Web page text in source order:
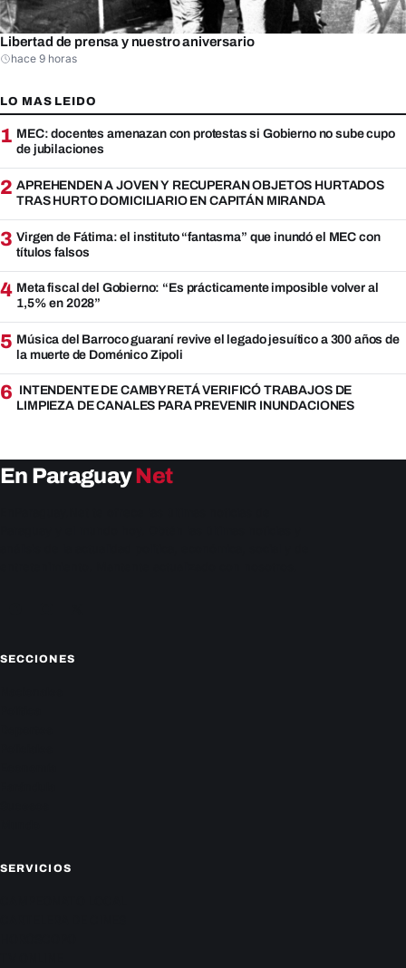
Libertad de prensa y nuestro aniversario
hace 9 horas
LO MAS LEIDO
1 MEC: docentes amenazan con protestas si Gobierno no sube cupo
de jubilaciones
2 APREHENDEN A JOVEN Y RECUPERAN OBJETOS HURTADOS
TRAS HURTO DOMICILIARIO EN CAPITÁN MIRANDA
3 Virgen de Fátima: el instituto “fantasma” que inundó el MEC con
títulos falsos
4 Meta fiscal del Gobierno: “Es prácticamente imposible volver al
1,5% en 2028”
5 Música del Barroco guaraní revive el legado jesuítico a 300 años de
la muerte de Doménico Zipoli
6 INTENDENTE DE CAMBYRETÁ VERIFICÓ TRABAJOS DE
LIMPIEZA DE CANALES PARA PREVENIR INUNDACIONES
En ParaguayNet
SECCIONES
SERVICIOS